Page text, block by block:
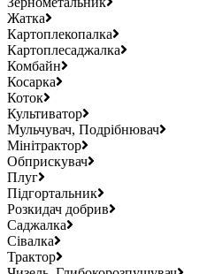
Жатка
Картоплекопалка
Картоплесаджалка
Комбайн
Косарка
Коток
Культиватор
Мульчувач, Подрібнювач
Мінітрактор
Обприскувач
Плуг
Підгортальник
Розкидач добрив
Саджалка
Сівалка
Трактор